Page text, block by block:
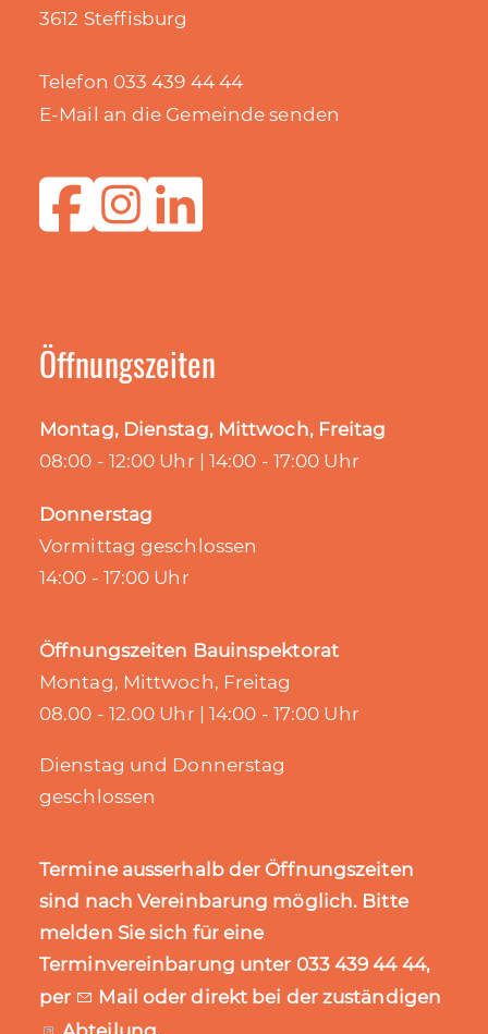
3612 Steffisburg
Telefon 033 439 44 44
E-Mail an die Gemeinde senden
Öffnungszeiten
Montag, Dienstag, Mittwoch, Freitag
08:00 - 12:00 Uhr | 14:00 - 17:00 Uhr
Donnerstag
Vormittag geschlossen
14:00 - 17:00 Uhr
Öffnungszeiten Bauinspektorat
Montag, Mittwoch, Freitag
08.00 - 12.00 Uhr | 14:00 - 17:00 Uhr
Dienstag und Donnerstag
geschlossen
Termine ausserhalb der Öffnungszeiten
sind nach Vereinbarung möglich. Bitte
melden Sie sich für eine
Terminvereinbarung unter 033 439 44 44,
per
Mail oder direkt bei der zuständigen